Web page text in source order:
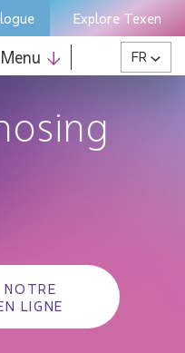
Explore Texen
Menu FR
NOTRE
LIGNE